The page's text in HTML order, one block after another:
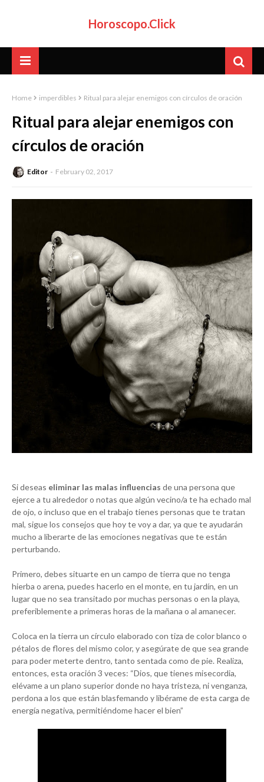
Horoscopo.Click
Home imperdibles Ritual para alejar enemigos con círculos de oración
Ritual para alejar enemigos con
círculos de oración
Editor February 02, 2017
Si deseas eliminar las malas influencias de una persona que
ejerce a tu alrededor o notas que algún vecino/a te ha echado mal
de ojo, o incluso que en el trabajo tienes personas que te tratan
mal, sigue los consejos que hoy te voy a dar, ya que te ayudarán
mucho a liberarte de las emociones negativas que te están
perturbando.
Primero, debes situarte en un campo de tierra que no tenga
hierba o arena, puedes hacerlo en el monte, en tu jardín, en un
lugar que no sea transitado por muchas personas o en la playa,
preferiblemente a primeras horas de la mañana o al amanecer.
Coloca en la tierra un círculo elaborado con tiza de color blanco o
pétalos de flores del mismo color, y asegúrate de que sea grande
para poder meterte dentro, tanto sentada como de pie. Realiza,
entonces, esta oración 3 veces: “Dios, que tienes misecordia,
elévame a un plano superior donde no haya tristeza, ni venganza,
perdona a los que están blasfemando y libérame de esta carga de
energía negativa, permitiéndome hacer el bien”